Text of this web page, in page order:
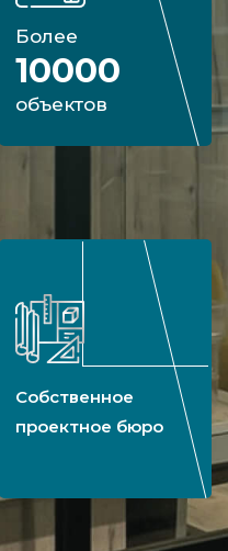
Более
10000
объектов
Собственное
проектное бюро